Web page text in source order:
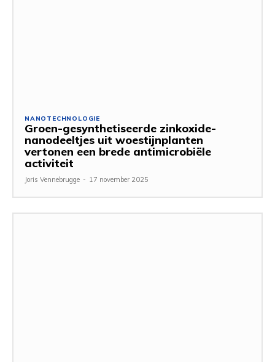
NANOTECHNOLOGIE
Groen-gesynthetiseerde zinkoxide-
nanodeeltjes uit woestijnplanten
vertonen een brede antimicrobiële
activiteit
Joris Vennebrugge - 17 november 2025